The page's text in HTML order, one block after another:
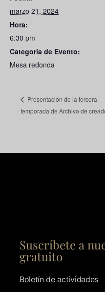
marzo 21, 2024
Hora:
6:30 pm
Categoría de Evento:
Mesa redonda
Presentación de la tercera
temporada de Archivo de
Suscríbete a
gratuito
Boletín de actividades